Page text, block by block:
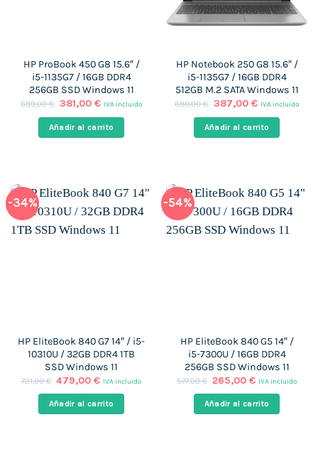
HP ProBook 450 G8 15.6″ /
i5-1135G7 / 16GB DDR4
256GB SSD Windows 11
689,00€ El
original
era:
381,00 €El
actual
es:
IVA incluido
Añadir al carrito
HP Notebook 250 G8 15.6″ /
i5-1135G7 / 16GB DDR4
512GB M.2 SATA Windows 11
688,00€ El
original
era:
387,00 €El
actual
es:
IVA incluido
Añadir al carrito
-34%
HP EliteBook 840 G7 14″ / i5-
10310U / 32GB DDR4 1TB
SSD Windows 11
721,00€ El
original
era:
479,00€El
actual
es:
IVA incluido
Añadir al carrito
-54%
HP EliteBook 840 G5 14″ /
i5-7300U / 16GB DDR4
256GB SSD Windows 11
577,00€ El
original
era:
265,00€El
actual
es:
IVA incluido
Añadir al carrito